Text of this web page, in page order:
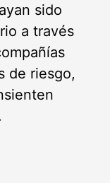
sido
a través
de riesgo,